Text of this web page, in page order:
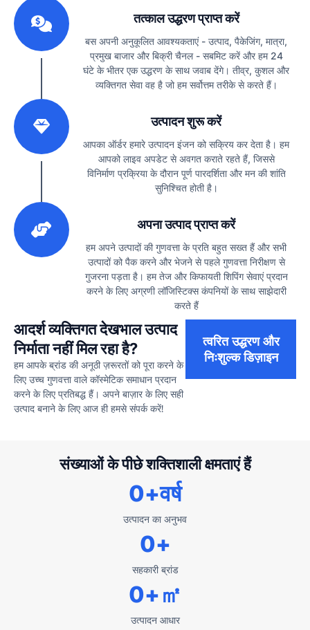
तत्काल उद्धरण प्राप्त करें
बस अपनी अनुकूलित आवश्यकताएं - उत्पाद, पैकेजिंग, मात्रा,
प्रमुख बाजार और बिक्री चैनल - सबमिट करें और हम 24
घंटे के भीतर एक उद्धरण के साथ जवाब देंगे। तीव्र, कुशल और
व्यक्तिगत सेवा वह है जो हम सर्वोत्तम तरीके से करते हैं।
उत्पादन शुरू करें
आपका ऑर्डर हमारे उत्पादन इंजन को सक्रिय कर देता है। हम
आपको लाइव अपडेट से अवगत कराते रहते हैं, जिससे
विनिर्माण प्रक्रिया के दौरान पूर्ण पारदर्शिता और मन की शांति
सुनिश्चित होती है।
अपना उत्पाद प्राप्त करें
हम अपने उत्पादों की गुणवत्ता के प्रति बहुत सख्त हैं और सभी
उत्पादों को पैक करने और भेजने से पहले गुणवत्ता निरीक्षण से
गुजरना पड़ता है। हम तेज और किफायती शिपिंग सेवाएं प्रदान
करने के लिए अग्रणी लॉजिस्टिक्स कंपनियों के साथ साझेदारी
करते हैं
आदर्श व्यक्तिगत देखभाल उत्पाद
निर्माता नहीं मिल रहा है?
हम आपके ब्रांड की अनूठी ज़रूरतों को पूरा करने के
लिए उच्च गुणवत्ता वाले कॉस्मेटिक समाधान प्रदान
करने के लिए प्रतिबद्ध हैं। अपने बाज़ार के लिए सही
उत्पाद बनाने के लिए आज ही हमसे संपर्क करें!
त्वरित उद्धरण और
निःशुल्क डिज़ाइन
संख्याओं के पीछे शक्तिशाली क्षमताएं हैं
उत्पादन का अनुभव
0+वर्ष
सहकारी ब्रांड
0+
उत्पादन आधार
0+㎡